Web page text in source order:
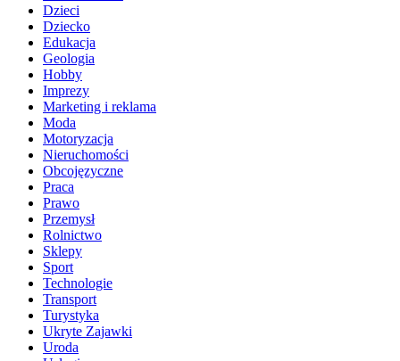
Dzieci
Dziecko
Edukacja
Geologia
Hobby
Imprezy
Marketing i reklama
Moda
Motoryzacja
Nieruchomości
Obcojęzyczne
Praca
Prawo
Przemysł
Rolnictwo
Sklepy
Sport
Technologie
Transport
Turystyka
Ukryte Zajawki
Uroda